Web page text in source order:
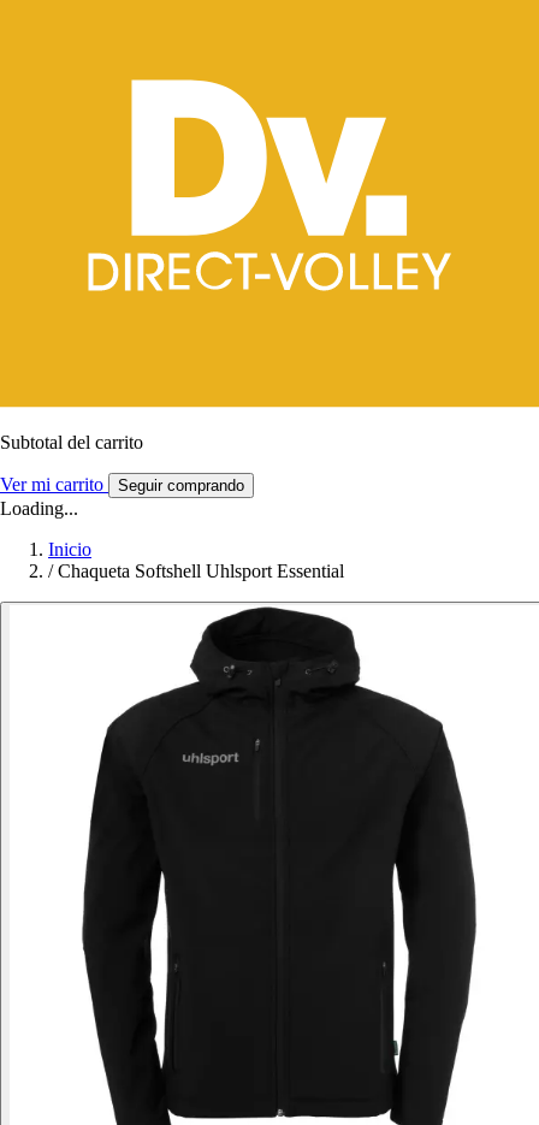
Subtotal del carrito
Ver mi carrito Seguir comprando
Loading...
Inicio
/ Chaqueta Softshell Uhlsport Essential